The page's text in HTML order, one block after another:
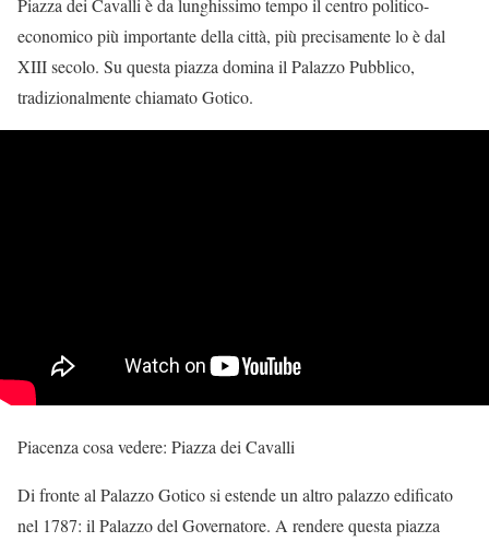
economico più importante della città, più precisamente lo è dal
XIII secolo. Su questa piazza domina il Palazzo Pubblico,
tradizionalmente chiamato Gotico.
Piacenza cosa vedere: Piazza dei Cavalli
Di fronte al Palazzo Gotico si estende un altro palazzo edificato
nel 1787: il Palazzo del Governatore. A rendere questa piazza